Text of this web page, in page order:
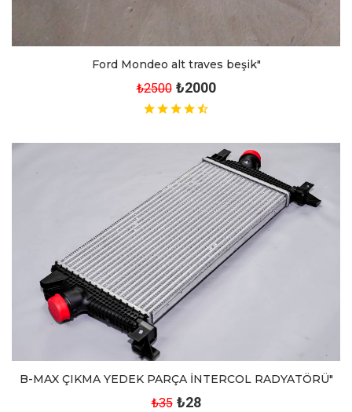
Ford Mondeo alt traves beşik"
₺2500 ₺2000
B-MAX ÇIKMA YEDEK PARÇA İNTERCOL RADYATÖRÜ"
₺35 ₺28